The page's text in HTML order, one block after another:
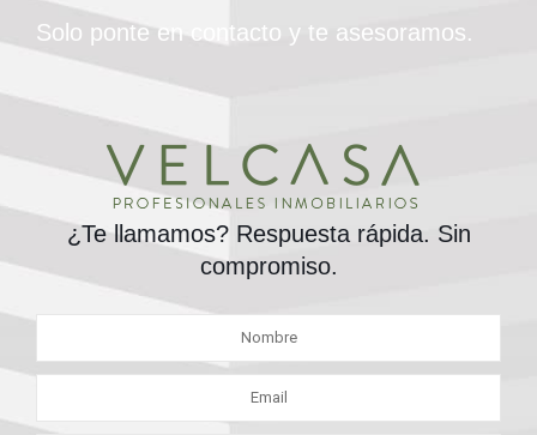
Solo ponte en contacto y te asesoramos.
¿Te llamamos? Respuesta rápida. Sin
compromiso.